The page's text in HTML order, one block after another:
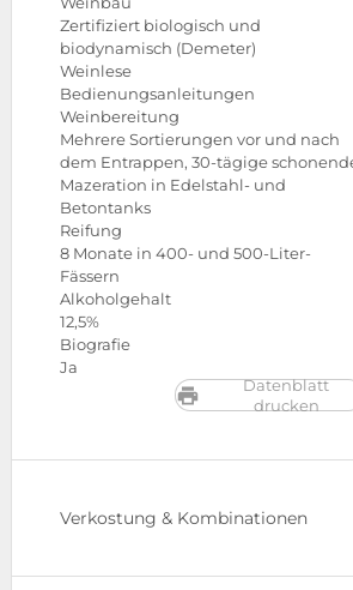
Zertifiziert biologisch und
biodynamisch (Demeter)
Weinlese
Bedienungsanleitungen
Weinbereitung
Mehrere Sortierungen vor und nach
dem Entrappen, 30-tägige
Mazeration in Edelstahl- und
Betontanks
Reifung
8 Monate in 400- und 500-Liter-
Fässern
Alkoholgehalt
12,5%
Biografie
Ja
Datenblatt
drucken
Verkostung & Kombinationen